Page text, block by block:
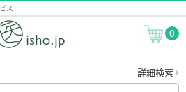
ス
0
詳細検索